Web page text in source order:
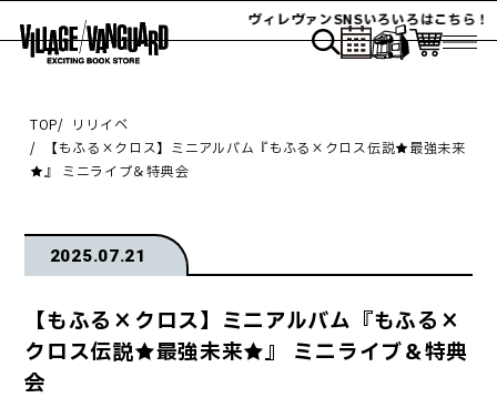
ヴィレヴァンSNSいろいろはこちら！
TOP
リリイベ
【もふる×クロス】ミニアルバム『もふる×クロス伝説★最強未来
★』 ミニライブ＆特典会
2025.07.21
【もふる×クロス】ミニアルバム『もふる×
クロス伝説★最強未来★』 ミニライブ＆特典
会